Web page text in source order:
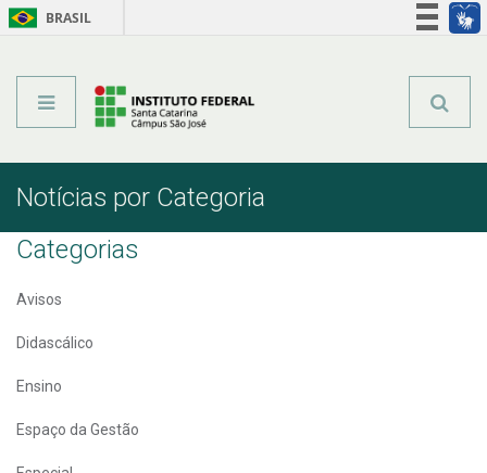
BRASIL
Notícias por Categoria
Categorias
Avisos
Didascálico
Ensino
Espaço da Gestão